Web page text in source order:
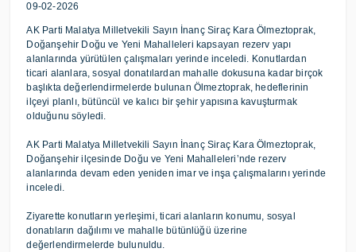
09-02-2026
AK Parti Malatya Milletvekili Sayın İnanç Siraç Kara Ölmeztoprak,
Doğanşehir Doğu ve Yeni Mahalleleri kapsayan rezerv yapı
alanlarında yürütülen çalışmaları yerinde inceledi. Konutlardan
ticari alanlara, sosyal donatılardan mahalle dokusuna kadar birçok
başlıkta değerlendirmelerde bulunan Ölmeztoprak, hedeflerinin
ilçeyi planlı, bütüncül ve kalıcı bir şehir yapısına kavuşturmak
olduğunu söyledi.
AK Parti Malatya Milletvekili Sayın İnanç Siraç Kara Ölmeztoprak,
Doğanşehir ilçesinde Doğu ve Yeni Mahalleleri’nde rezerv
alanlarında devam eden yeniden imar ve inşa çalışmalarını yerinde
inceledi.
Ziyarette konutların yerleşimi, ticari alanların konumu, sosyal
donatıların dağılımı ve mahalle bütünlüğü üzerine
değerlendirmelerde bulunuldu.